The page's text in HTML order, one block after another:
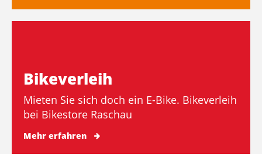
Bikeverleih
Mieten Sie sich doch ein E-Bike. Bikeverleih
bei Bikestore Raschau
Mehr erfahren